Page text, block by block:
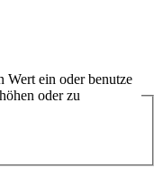
Wert ein oder benutze
oder zu